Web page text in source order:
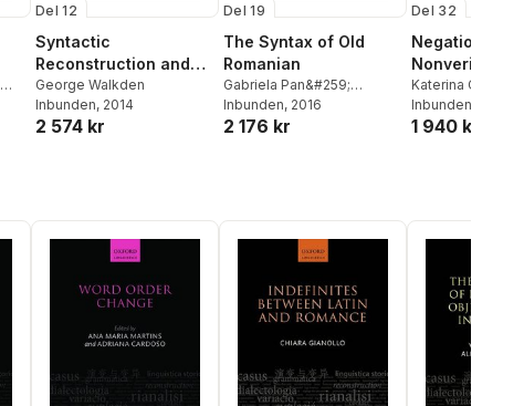
Del 12
Syntactic
Reconstruction and
Proto-Germanic
George Walkden
Inbunden, 2014
2 574 kr
Del 19
The Syntax of Old
Romanian
Gabriela Pan&#259;
Dindelegan,Gabriela Pană
Dindelegan
Inbunden, 2016
2 176 kr
Del 32
Negation and
History of
Katerina
Inbunden
1 940 kr